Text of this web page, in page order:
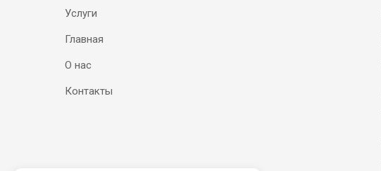
Услуги
Главная
О нас
Контакты